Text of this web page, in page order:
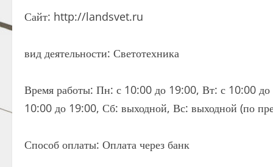
Сайт: http://landsvet.ru
вид деятельности: Светотехника
Время работы: Пн: с 10:00 до 19:00, Вт: с 10:00
10:00 до 19:00, Сб: выходной, Вс: выходной (по
Способ оплаты: Оплата через банк